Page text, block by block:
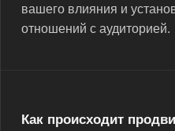
вашего влияния и
отношений с аудиторией.
Как происходит